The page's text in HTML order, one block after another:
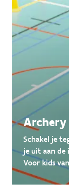
Archery
Schakel je
je uit aan de
Voor kids